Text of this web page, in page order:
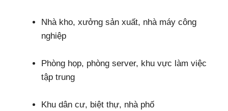
Nhà kho, xưởng sản xuất, nhà máy công
nghiệp
Phòng họp, phòng server, khu vực làm việc
tập trung
Khu dân cư, biệt thự, nhà phố